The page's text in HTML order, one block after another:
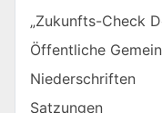
„Zukunfts-Check
Öffentliche
Niederschriften
Satzungen